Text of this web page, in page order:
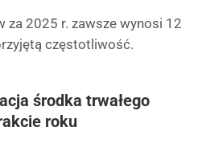
za 2025 r. zawsze wynosi 12
częstotliwość.
środka trwałego
roku